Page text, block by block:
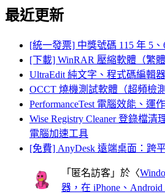
最近更新
[統一發票] 中獎號碼 115 年 5、
[下載] WinRAR 壓縮軟體（繁
UltraEdit 純文字、程式碼編輯
OCCT 燒機測試軟體（超頻檢
PerformanceTest 電腦效能、運
Wise Registry Cleaner 登錄檔清
電腦加速工具
[免費] AnyDesk 遠端桌面：跨
「 匿名訪客 」於〈
器，在 iPhone、